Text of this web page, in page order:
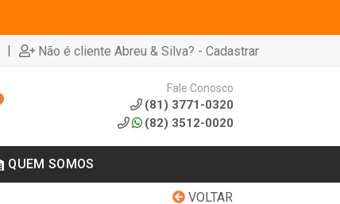
| Não é cliente Abreu & Silva? - Cadastrar
Fale Conosco
(81) 3771-0320
(82) 3512-0020
QUEM SOMOS
VOLTAR